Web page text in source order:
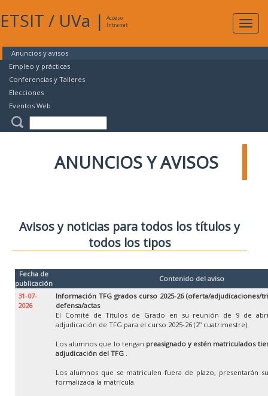
ETSIT / UVa |
Acceso
Intranet
Anuncios y avisos
Empleo y prácticas
Conferencias y Talleres
Elecciones
Eventos Web
ANUNCIOS Y AVISOS
Avisos y noticias para todos los títulos y
todos los tipos
Fecha de
publicación
Contenido del aviso
31-07-
2026
Información TFG grados curso 2025-26 (oferta/adjudicaciones/
defensa/actas
El Comité de Títulos de Grado en su reunión de 9 de
adjudicación de TFG para el curso 2025-26 (2º cuatrimestre).
Los alumnos que lo tengan preasignado y estén matriculados
adjudicación del TFG .
Los alumnos que se matriculen fuera de plazo, presentarán
formalizada la matrícula.